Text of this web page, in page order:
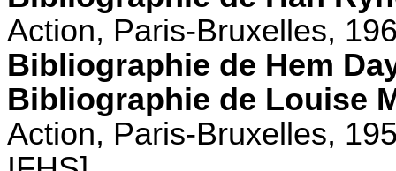
Action, Paris-Bruxelles,
Bibliographie de Hem
Bibliographie de Louise
Action, Paris-Bruxelles,